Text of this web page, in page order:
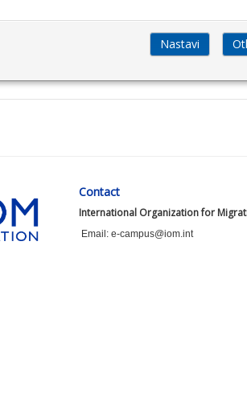
Contact
International Organization for
Email: e-campus@iom.int